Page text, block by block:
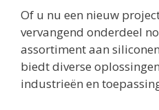
Of u nu een nieuw
vervangend onderdeel
assortiment aan
biedt diverse
industrieën en